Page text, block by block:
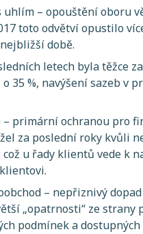
uhlím – opouštění oboru
toto odvětví opustilo
době.
letech byla těžce
35 %, navýšení sazeb v
primární ochranou pro
za poslední roky kvůli
což u řady klientů vede k
– nepřiznivý
„opatrnosti“ ze
podmínek a